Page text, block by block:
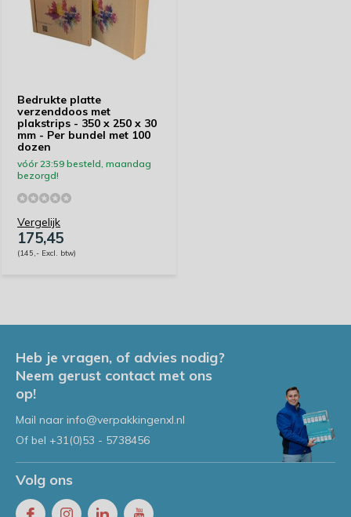
Bedrukte platte
verzenddoos met
plakstrips - 350 x 250 x 30
mm - Per bundel met 100
dozen
vóór 23:59 besteld, maandag
bezorgd!
Vergelijk
175,45
(145,- Excl. btw)
Heb je vragen, of advies nodig?
Neem gerust contact met ons
op!
Mail naar info@verpakkingenxl.nl
Of bel +31(0)53 - 5738456
Volg ons